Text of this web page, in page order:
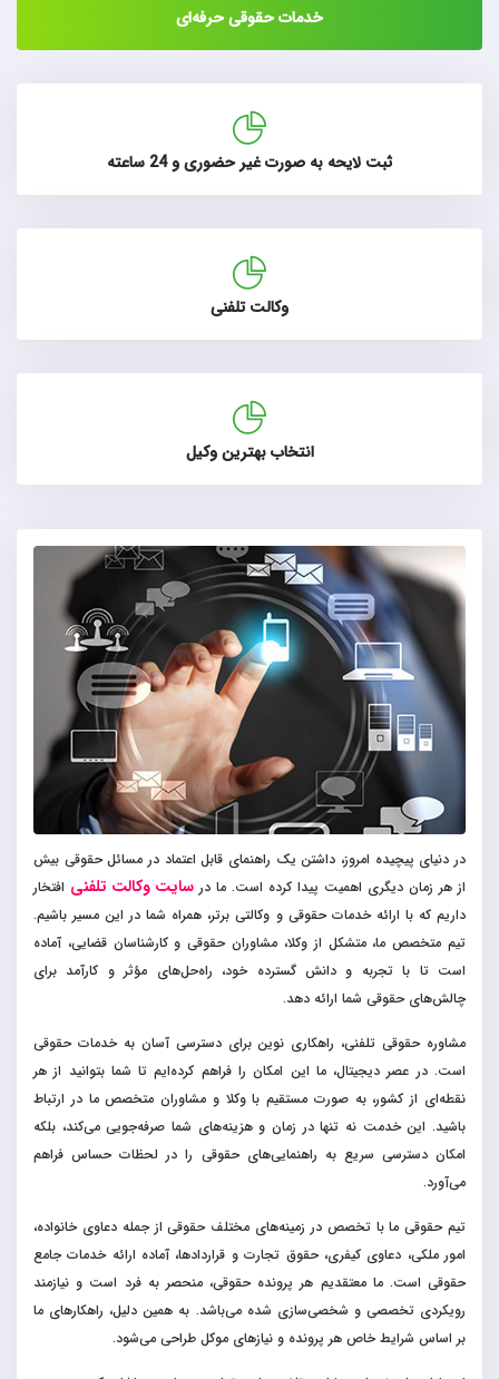
خدمات حقوقی حرفه‌ای
ثبت لایحه به صورت غیر حضوری و 24 ساعته
وکالت تلفنی
انتخاب بهترین وکیل
در دنیای پیچیده امروز، داشتن یک راهنمای قابل اعتماد در مسائل حقوقی بیش
از هر زمان دیگری اهمیت پیدا کرده است. ما در سایت وکالت تلفنی افتخار
داریم که با ارائه خدمات حقوقی و وکالتی برتر، همراه شما در این مسیر باشیم.
تیم متخصص ما، متشکل از وکلا، مشاوران حقوقی و کارشناسان قضایی، آماده
است تا با تجربه و دانش گسترده خود، راه‌حل‌های مؤثر و کارآمد برای
چالش‌های حقوقی شما ارائه دهد.
مشاوره حقوقی تلفنی، راهکاری نوین برای دسترسی آسان به خدمات حقوقی
است. در عصر دیجیتال، ما این امکان را فراهم کرده‌ایم تا شما بتوانید از هر
نقطه‌ای از کشور، به صورت مستقیم با وکلا و مشاوران متخصص ما در ارتباط
باشید. این خدمت نه تنها در زمان و هزینه‌های شما صرفه‌جویی می‌کند، بلکه
امکان دسترسی سریع به راهنمایی‌های حقوقی را در لحظات حساس فراهم
می‌آورد.
تیم حقوقی ما با تخصص در زمینه‌های مختلف حقوقی از جمله دعاوی خانواده،
امور ملکی، دعاوی کیفری، حقوق تجارت و قراردادها، آماده ارائه خدمات جامع
حقوقی است. ما معتقدیم هر پرونده حقوقی، منحصر به فرد است و نیازمند
رویکردی تخصصی و شخصی‌سازی شده می‌باشد. به همین دلیل، راهکارهای ما
بر اساس شرایط خاص هر پرونده و نیازهای موکل طراحی می‌شود.